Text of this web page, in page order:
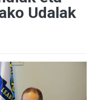
Udalak